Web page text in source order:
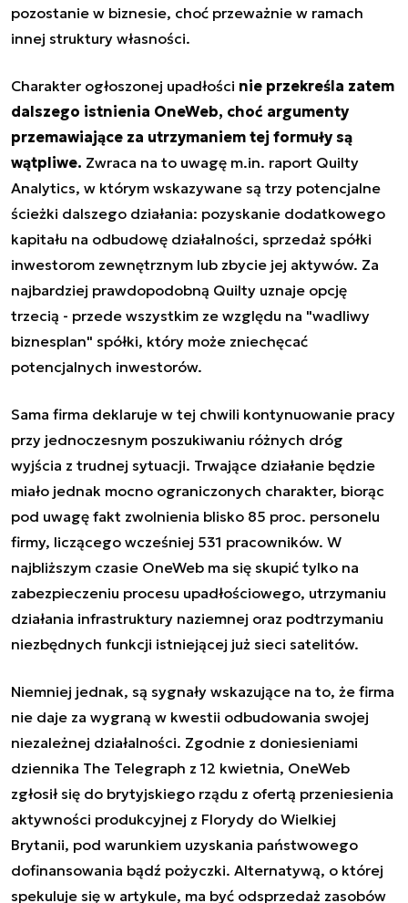
pozostanie w biznesie, choć przeważnie w ramach
innej struktury własności.
Charakter ogłoszonej upadłości nie przekreśla zatem
dalszego istnienia OneWeb, choć argumenty
przemawiające za utrzymaniem tej formuły są
wątpliwe. Zwraca na to uwagę m.in. raport Quilty
Analytics, w którym wskazywane są trzy potencjalne
ścieżki dalszego działania: pozyskanie dodatkowego
kapitału na odbudowę działalności, sprzedaż spółki
inwestorom zewnętrznym lub zbycie jej aktywów. Za
najbardziej prawdopodobną Quilty uznaje opcję
trzecią - przede wszystkim ze względu na "wadliwy
biznesplan" spółki, który może zniechęcać
potencjalnych inwestorów.
Sama firma deklaruje w tej chwili kontynuowanie pracy
przy jednoczesnym poszukiwaniu różnych dróg
wyjścia z trudnej sytuacji. Trwające działanie będzie
miało jednak mocno ograniczonych charakter, biorąc
pod uwagę fakt zwolnienia blisko 85 proc. personelu
firmy, liczącego wcześniej 531 pracowników. W
najbliższym czasie OneWeb ma się skupić tylko na
zabezpieczeniu procesu upadłościowego, utrzymaniu
działania infrastruktury naziemnej oraz podtrzymaniu
niezbędnych funkcji istniejącej już sieci satelitów.
Niemniej jednak, są sygnały wskazujące na to, że firma
nie daje za wygraną w kwestii odbudowania swojej
niezależnej działalności. Zgodnie z doniesieniami
dziennika The Telegraph z 12 kwietnia, OneWeb
zgłosił się do brytyjskiego rządu z ofertą przeniesienia
aktywności produkcyjnej z Florydy do Wielkiej
Brytanii, pod warunkiem uzyskania państwowego
dofinansowania bądź pożyczki. Alternatywą, o której
spekuluje się w artykule, ma być odsprzedaż zasobów